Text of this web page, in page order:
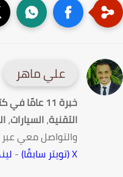
علي ماهر
خبرة 11 عامًا في كتابة المقالات
التقنية،السيارات،
والتواصل معي عبر
-